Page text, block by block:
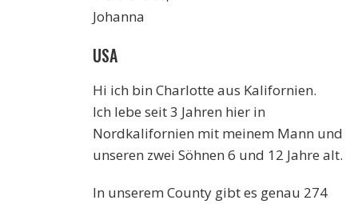
Johanna
USA
Hi ich bin Charlotte aus Kalifornien.
Ich lebe seit 3 Jahren hier in
Nordkalifornien mit meinem Mann und
unseren zwei Söhnen 6 und 12 Jahre alt.
In unserem County gibt es genau 274